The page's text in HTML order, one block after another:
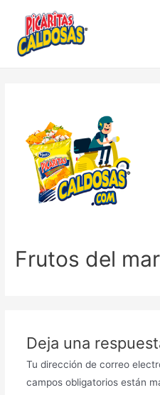
Frutos del mar
Deja una
Tu dirección de correo
campos obligatorios están